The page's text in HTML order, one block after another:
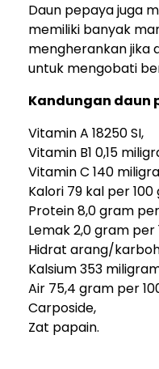
Daun pepaya juga
memiliki banyak
mengherankan jika
untuk mengobati
Kandungan daun
Vitamin A 18250 SI,
Vitamin B1 0,15
Vitamin C 140
Kalori 79 kal per 100
Protein 8,0 gram
Lemak 2,0 gram per
Hidrat arang/
Kalsium 353
Air 75,4 gram per
Carposide,
Zat papain.